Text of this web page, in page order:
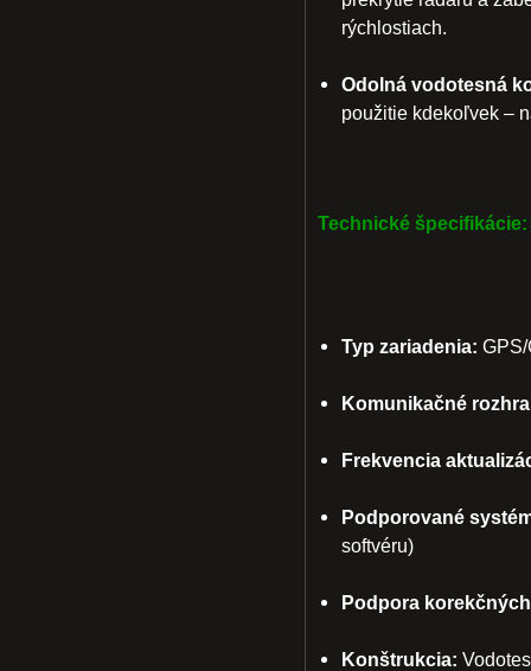
rýchlostiach.
Odolná vodotesná
použitie kdekoľvek –
Technické špecifikácie:
Typ zariadenia:
Komunikačné
Frekvencia
Podporované
softvéru)
Podpora
Konštrukcia: